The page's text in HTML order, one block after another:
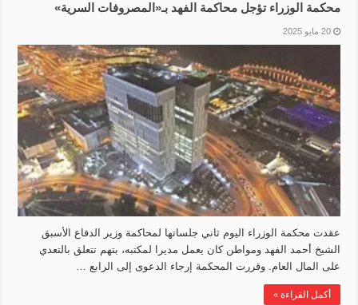
محكمة الوزراء تؤجل محاكمة الفهد بـ‏«المصروفات السرية»
20 مايو 2025
عقدت محكمة الوزراء اليوم ثاني جلساتها لمحاكمة وزير الدفاع الأسبق
الشيخ أحمد الفهد ومواطن كان يعمل مديرا لمكتبه، بتهم تتعلق بالتعدي
على المال العام. وقررت المحكمة إرجاء الدعوى إلى الرابع …
أكمل القراءة »